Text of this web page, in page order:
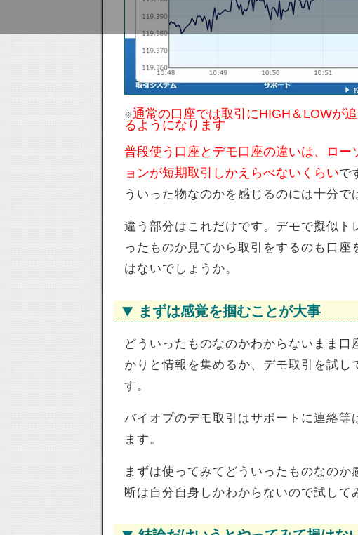
※通常の口座では取引にHIGH＆LOWが
るようになります
普段使う口座とデモ口座の違いは、ロ
ョンが短期取引しかえらべないくらいで
ういった物なのかを感じるのには十分で
違う部分はこれだけです。デモで擬似
ったものか見てから取引をするのも口
はないでしょうか。
まずは感覚を掴むことが大事
どういったものなのかわからないまま
かりと情報を集めるか、デモ取引を試し
す。
バイオプのデモ取引はサポートに連絡
ます。
まずは使ってみてどういったものなの
断は自分自身しかわからないので試して